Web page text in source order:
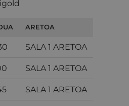
ARETOA
SALA 1 ARETOA
SALA 1 ARETOA
SALA 1 ARETOA